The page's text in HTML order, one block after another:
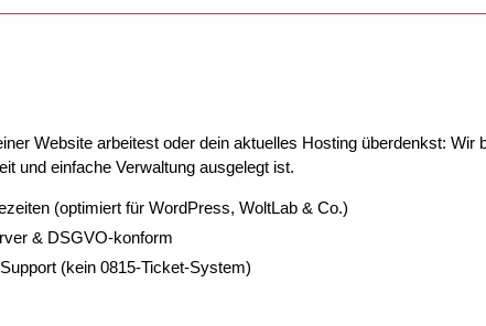
Website arbeitest oder dein aktuelles Hosting überdenkst:
und einfache Verwaltung ausgelegt ist.
(optimiert für WordPress, WoltLab & Co.)
& DSGVO-konform
(kein 0815-Ticket-System)